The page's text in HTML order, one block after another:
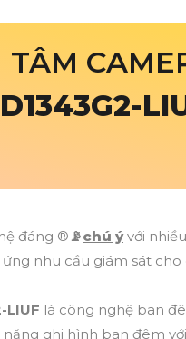
đáng ®️ 📡chú ý với
nhu cầu giám sát cho
LIUF là công nghệ ban
ghi hình ban đêm